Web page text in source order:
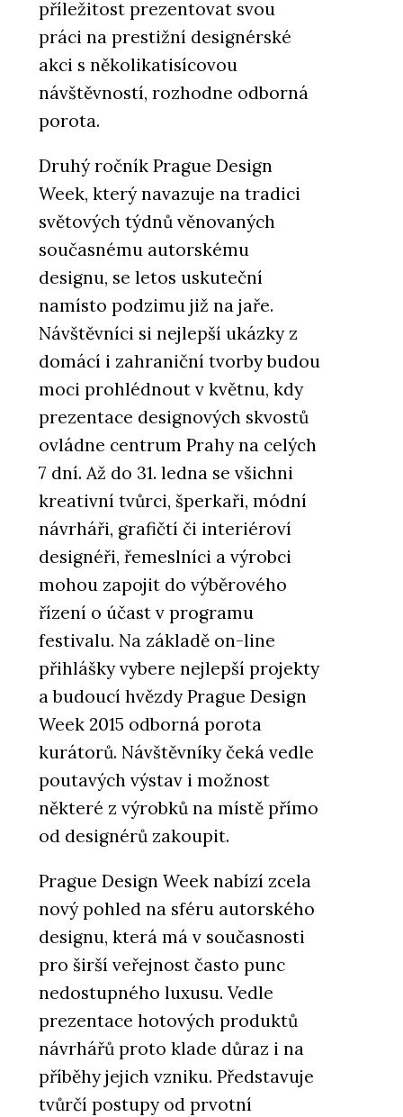
příležitost prezentovat svou
práci na prestižní designérské
akci s několikatisícovou
návštěvností, rozhodne odborná
porota.
Druhý ročník Prague Design
Week, který navazuje na tradici
světových týdnů věnovaných
současnému autorskému
designu, se letos uskuteční
namísto podzimu již na jaře.
Návštěvníci si nejlepší ukázky z
domácí i zahraniční tvorby budou
moci prohlédnout v květnu, kdy
prezentace designových skvostů
ovládne centrum Prahy na celých
7 dní. Až do 31. ledna se všichni
kreativní tvůrci, šperkaři, módní
návrháři, grafičtí či interiéroví
designéři, řemeslníci a výrobci
mohou zapojit do výběrového
řízení o účast v programu
festivalu. Na základě on-line
přihlášky vybere nejlepší projekty
a budoucí hvězdy Prague Design
Week 2015 odborná porota
kurátorů. Návštěvníky čeká vedle
poutavých výstav i možnost
některé z výrobků na místě přímo
od designérů zakoupit.
Prague Design Week nabízí zcela
nový pohled na sféru autorského
designu, která má v současnosti
pro širší veřejnost často punc
nedostupného luxusu. Vedle
prezentace hotových produktů
návrhářů proto klade důraz i na
příběhy jejich vzniku. Představuje
tvůrčí postupy od prvotní